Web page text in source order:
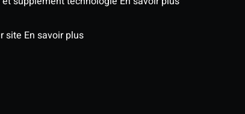
site En savoir plus